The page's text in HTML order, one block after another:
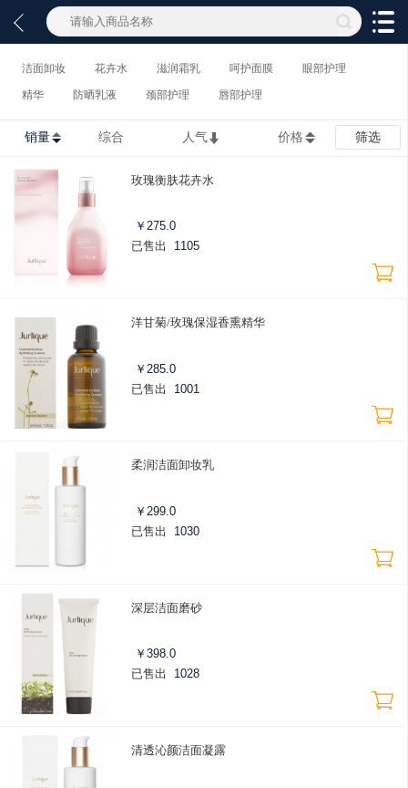
洁面卸妆 花卉水 滋润霜乳 呵护面膜 眼部护理
精华 防晒乳液 颈部护理 唇部护理
销量 综合 人气 价格 筛选
玫瑰衡肤花卉水
￥ 275.0
已售出
1105
洋甘菊/玫瑰保湿香熏精华
￥ 285.0
已售出
1001
柔润洁面卸妆乳
￥ 299.0
已售出
1030
深层洁面磨砂
￥ 398.0
已售出
1028
清透沁颜洁面凝露